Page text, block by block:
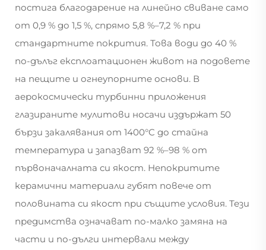
постига благодарение на линейно свиване само
от 0,9 % до 1,5 %, спрямо 5,8 %–7,2 % при
стандартните покрития. Това води до 40 %
по-дълъг експлоатационен живот на подовете
на пещите и огнеупорните основи. В
аерокосмически турбинни приложения
глазираните мулитови носачи издържат 50
бързи закалявания от 1400°C до стайна
температура и запазват 92 %–98 % от
първоначалната си якост. Непокритите
керамични материали губят повече от
половината си якост при същите условия. Тези
предимства означават по-малко замяна на
части и по-дълги интервали между